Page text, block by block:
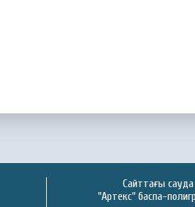
Сайттағы
"Артекс" баспа-